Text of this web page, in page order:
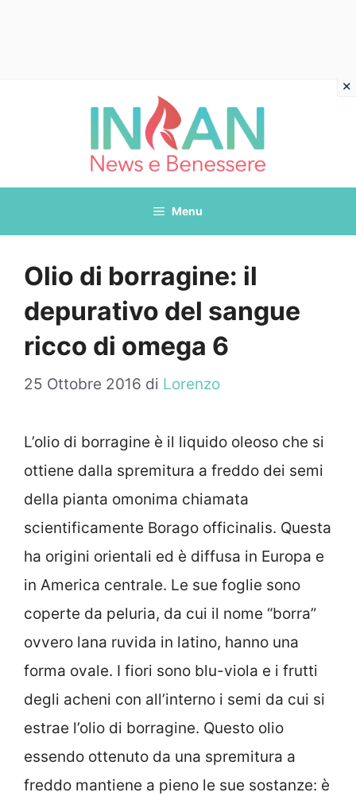
Menu
Olio di borragine: il
depurativo del sangue
ricco di omega 6
25 Ottobre 2016 di Lorenzo
L’olio di borragine è il liquido oleoso che si
ottiene dalla spremitura a freddo dei semi
della pianta omonima chiamata
scientificamente Borago officinalis. Questa
ha origini orientali ed è diffusa in Europa e
in America centrale. Le sue foglie sono
coperte da peluria, da cui il nome “borra”
ovvero lana ruvida in latino, hanno una
forma ovale. I fiori sono blu-viola e i frutti
degli acheni con all’interno i semi da cui si
estrae l’olio di borragine. Questo olio
essendo ottenuto da una spremitura a
freddo mantiene a pieno le sue sostanze: è